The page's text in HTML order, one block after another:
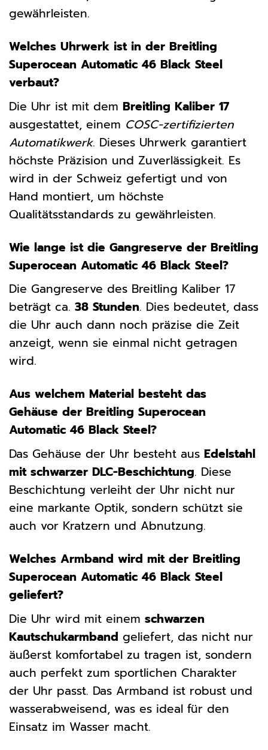
gewährleisten.
Welches Uhrwerk ist in der Breitling
Superocean Automatic 46 Black Steel
verbaut?
Die Uhr ist mit dem Breitling Kaliber 17
ausgestattet, einem COSC-zertifizierten
Automatikwerk. Dieses Uhrwerk garantiert
höchste Präzision und Zuverlässigkeit. Es
wird in der Schweiz gefertigt und von
Hand montiert, um höchste
Qualitätsstandards zu gewährleisten.
Wie lange ist die Gangreserve der Breitling
Superocean Automatic 46 Black Steel?
Die Gangreserve des Breitling Kaliber 17
beträgt ca. 38 Stunden. Dies bedeutet, dass
die Uhr auch dann noch präzise die Zeit
anzeigt, wenn sie einmal nicht getragen
wird.
Aus welchem Material besteht das
Gehäuse der Breitling Superocean
Automatic 46 Black Steel?
Das Gehäuse der Uhr besteht aus Edelstahl
mit schwarzer DLC-Beschichtung. Diese
Beschichtung verleiht der Uhr nicht nur
eine markante Optik, sondern schützt sie
auch vor Kratzern und Abnutzung.
Welches Armband wird mit der Breitling
Superocean Automatic 46 Black Steel
geliefert?
Die Uhr wird mit einem schwarzen
Kautschukarmband geliefert, das nicht nur
äußerst komfortabel zu tragen ist, sondern
auch perfekt zum sportlichen Charakter
der Uhr passt. Das Armband ist robust und
wasserabweisend, was es ideal für den
Einsatz im Wasser macht.